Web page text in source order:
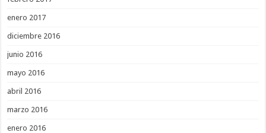
enero 2017
diciembre 2016
junio 2016
mayo 2016
abril 2016
marzo 2016
enero 2016